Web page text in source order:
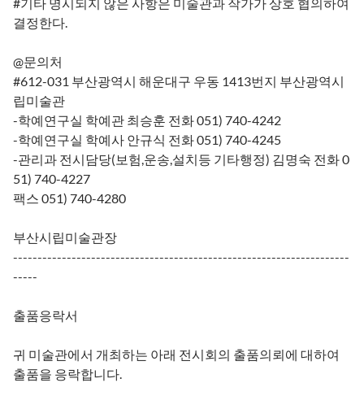
결정한다.
@문의처
#612-031 부산광역시 해운대구 우동 1413번지 부산광역시
립미술관
-학예연구실 학예관 최승훈 전화 051) 740-4242
-학예연구실 학예사 안규식 전화 051) 740-4245
-관리과 전시담당(보험,운송,설치등 기타행정) 김명숙 전화 0
51) 740-4227
팩스 051) 740-4280
부산시립미술관장
---------------------------------------------------------------------
-----
출품응락서
귀 미술관에서 개최하는 아래 전시회의 출품의뢰에 대하여
출품을 응락합니다.